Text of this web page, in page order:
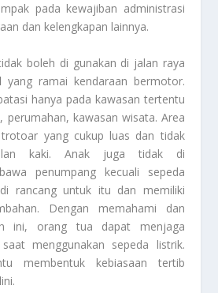
pada kewajiban administrasi
dan kelengkapan lainnya.
boleh di gunakan di jalan raya
ramai kendaraan bermotor.
hanya pada kawasan tertentu
perumahan, kawasan wisata. Area
yang cukup luas dan tidak
kaki. Anak juga tidak di
penumpang kecuali sepeda
rancang untuk itu dan memiliki
Dengan memahami dan
ini, orang tua dapat menjaga
menggunakan sepeda listrik.
membentuk kebiasaan tertib